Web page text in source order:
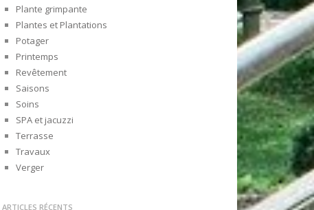
Plante grimpante
Plantes et Plantations
Potager
Printemps
Revêtement
Saisons
Soins
SPA et jacuzzi
Terrasse
Travaux
Verger
ARTICLES RÉCENTS